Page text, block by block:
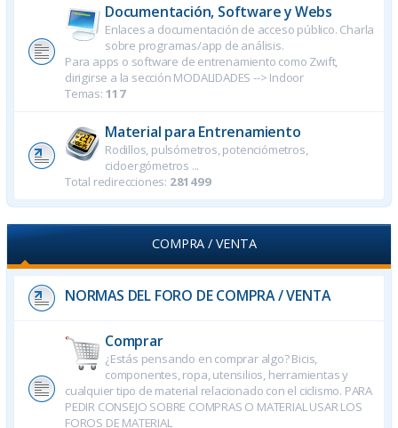
Documentación, Software y Webs
Enlaces a documentación de acceso público. Charla
sobre programas/app de análisis.
Para apps o software de entrenamiento como Zwift,
dirigirse a la sección MODALIDADES --> Indoor
Temas: 117
Material para Entrenamiento
Rodillos, pulsómetros, potenciómetros,
cicloergómetros ...
Total redirecciones: 281499
COMPRA / VENTA
NORMAS DEL FORO DE COMPRA / VENTA
Comprar
¿Estás pensando en comprar algo? Bicis,
componentes, ropa, utensilios, herramientas y
cualquier tipo de material relacionado con el ciclismo. PARA
PEDIR CONSEJO SOBRE COMPRAS O MATERIAL USAR LOS
FOROS DE MATERIAL